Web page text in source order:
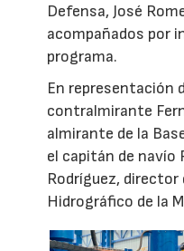
Defensa, José
acompañados por
programa.
En representación
contralmirante
almirante de la
el capitán de navío
Rodríguez,
Hidrográfico de la